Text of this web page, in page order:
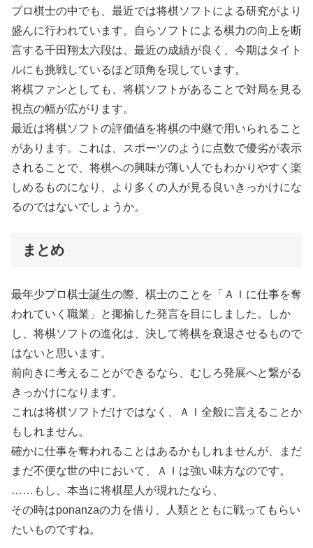
プロ棋士の中でも、最近では将棋ソフトによる研究がより
盛んに行われています。自らソフトによる棋力の向上を断
言する千田翔太六段は、最近の成績が良く、今期はタイト
ルにも挑戦しているほど頭角を現しています。
将棋ファンとしても、将棋ソフトがあることで対局を見る
視点の幅が広がります。
最近は将棋ソフトの評価値を将棋の中継で用いられること
があります。これは、スポーツのように点数で優劣が表示
されることで、将棋への興味が薄い人でもわかりやすく楽
しめるものになり、より多くの人が見る良いきっかけにな
るのではないでしょうか。
まとめ
最年少プロ棋士誕生の際、棋士のことを「ＡＩに仕事を奪
われていく職業」と揶揄した発言を目にしました。しか
し、将棋ソフトの進化は、決して将棋を衰退させるもので
はないと思います。
前向きに考えることができるなら、むしろ発展へと繋がる
きっかけになります。
これは将棋ソフトだけではなく、ＡＩ全般に言えることか
もしれません。
確かに仕事を奪われることはあるかもしれませんが、まだ
まだ不便な世の中において、ＡＩは強い味方なのです。
……もし、本当に将棋星人が現れたなら、
その時はponanzaの力を借り、人類とともに戦ってもらい
たいものですね。